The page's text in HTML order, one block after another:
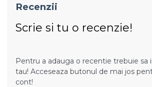
Recenzii
Scrie si tu o recenzie!
Pentru a adauga o recentie trebuie sa
tau! Acceseaza butonul de mai jos
cont!